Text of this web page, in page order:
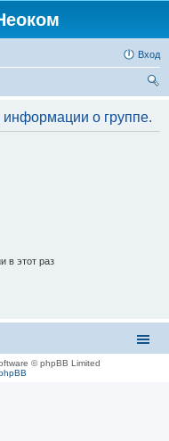
Вход
ск
о группе.
в этот раз
© phpBB Limited